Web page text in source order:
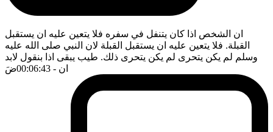
ان الشخص اذا كان يتنفل في سفره فلا يتعين عليه ان يستقبل
القبلة. فلا يتعين عليه ان يستقبل القبلة لان النبي صلى الله عليه
وسلم لم يكن يتحرى لم يكن يتحرى ذلك. طيب يبقى اذا بنقول لابد
ان - 00:06:43 ضَ